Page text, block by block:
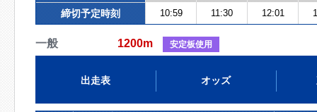
締切予定時刻 10:59 11:30 12:01
一般 1200m 安定板使用
出走表 オッズ